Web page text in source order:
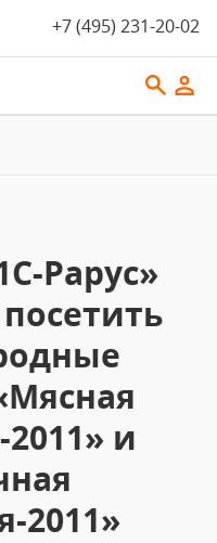
+7 (495) 231-20-02
Рарус»
и
2011»